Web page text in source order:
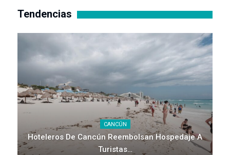
Tendencias
CANCÚN
Hoteleros De Cancún Reembolsan Hospedaje A
Turistas…